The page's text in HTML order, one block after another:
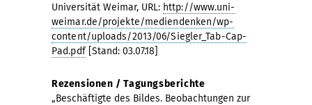
Universität Weimar, URL: http://www.uni-
weimar.de/projekte/mediendenken/wp-
content/uploads/2013/06/Siegler_Tab-Cap-
Pad.pdf [Stand: 03.07.18]
Rezensionen / Tagungsberichte
„Beschäftigte des Bildes. Beobachtungen zur